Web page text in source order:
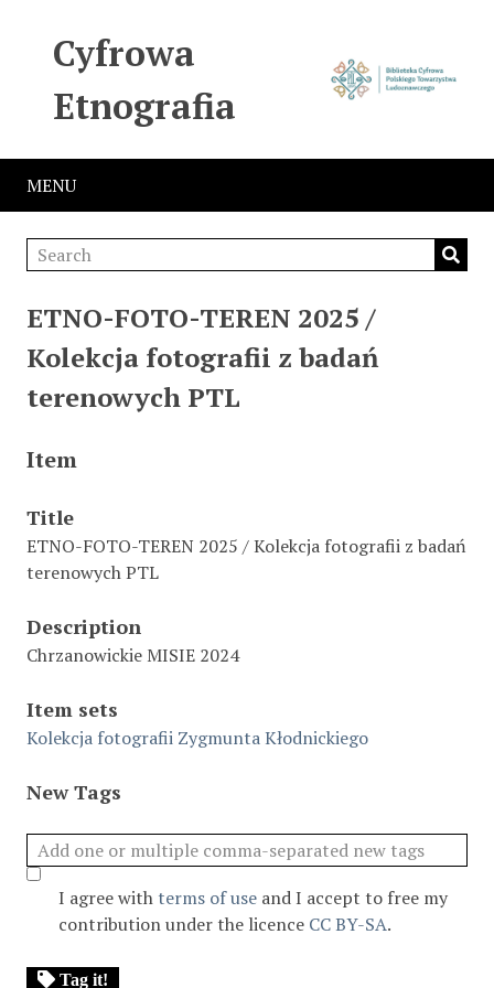
Cyfrowa
Etnografia
MENU
ETNO-FOTO-TEREN 2025 /
Kolekcja fotografii z badań
terenowych PTL
Item
Title
ETNO-FOTO-TEREN 2025 / Kolekcja fotografii z badań
terenowych PTL
Description
Chrzanowickie MISIE 2024
Item sets
Kolekcja fotografii Zygmunta Kłodnickiego
New Tags
I agree with terms of use and I accept to free my
contribution under the licence CC BY-SA.
Tag it!